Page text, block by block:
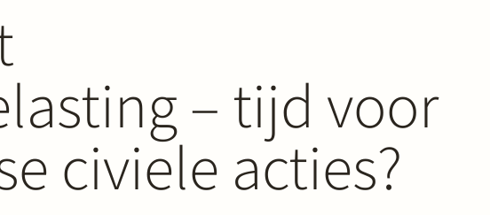
– tijd voor
civiele acties?